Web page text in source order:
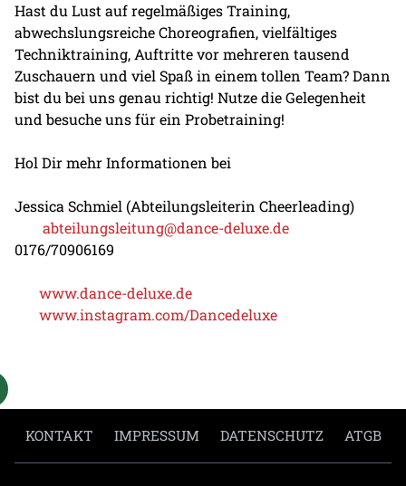
Hast du Lust auf regelmäßiges Training,
abwechslungsreiche Choreografien, vielfältiges
Techniktraining, Auftritte vor mehreren tausend
Zuschauern und viel Spaß in einem tollen Team? Dann
bist du bei uns genau richtig! Nutze die Gelegenheit
und besuche uns für ein Probetraining!
Hol Dir mehr Informationen bei
Jessica Schmiel (Abteilungsleiterin Cheerleading)
abteilungsleitung@dance-deluxe.de
0176/70906169
www.dance-deluxe.de
www.instagram.com/Dancedeluxe
KONTAKT IMPRESSUM DATENSCHUTZ ATGB